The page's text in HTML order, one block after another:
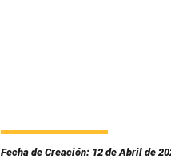
Fecha de Creación: 12 de Abril de